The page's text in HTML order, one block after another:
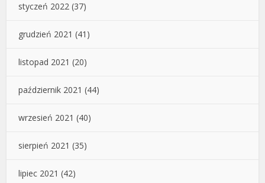
styczeń 2022 (37)
grudzień 2021 (41)
listopad 2021 (20)
październik 2021 (44)
wrzesień 2021 (40)
sierpień 2021 (35)
lipiec 2021 (42)